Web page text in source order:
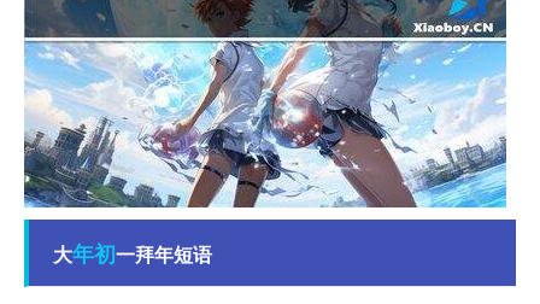
大年初一拜年短语